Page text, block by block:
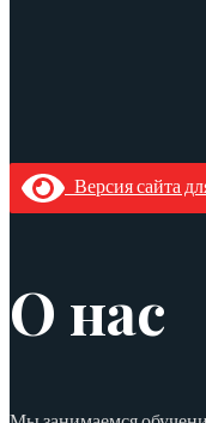
Версия сайта
О нас